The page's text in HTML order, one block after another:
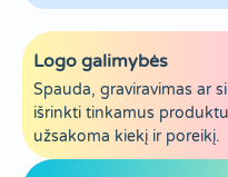
Logo galimybės
Spauda, graviravimas ar
išrinkti tinkamus
užsakoma kiekį ir poreikį.